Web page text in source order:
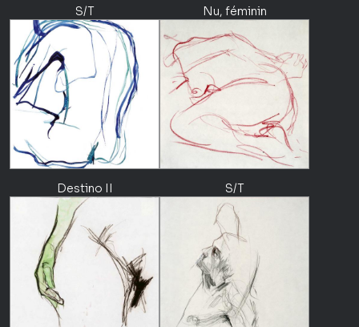
S/T Nu, féminin
Destino II S/T